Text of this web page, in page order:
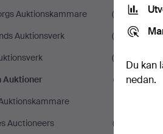
Auktionskammare
(6)
Auktionsverk
(9)
(4)
Auktioner
(1)
Auctioneers
(2)
Du kan
nedan.